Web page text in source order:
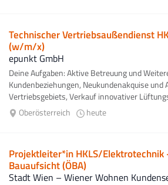
Technischer Vertriebsaußendienst
(w/m/x)
epunkt GmbH
Deine Aufgaben: Aktive Betreuung und
Kundenbeziehungen, Neukundenakquise und
Vertriebsgebiets, Verkauf innovativer
Teilnahme an Baubesprechungen...
Oberösterreich heute
Projektleiter*in HKLS/Elektrotechnik
Bauaufsicht (ÖBA)
Stadt Wien – Wiener Wohnen